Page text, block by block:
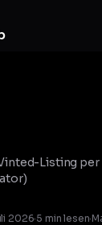
Listing
2026·5 min lesen·